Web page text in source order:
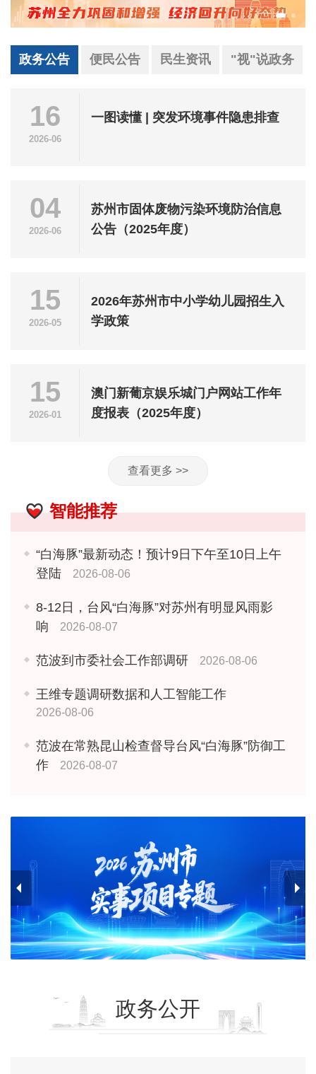
政务公告 便民公告 民生资讯 "视"说政务
16
2026-06
一图读懂 | 突发环境事件隐患排查
04
2026-06
苏州市固体废物污染环境防治信息
公告（2025年度）
15
2026-05
2026年苏州市中小学幼儿园招生入
学政策
15
2026-01
澳门新葡京娱乐城门户网站工作年
度报表（2025年度）
查看更多 >>
智能推荐
“白海豚”最新动态！预计9日下午至10日上午
登陆
2026-08-06
8-12日，台风“白海豚”对苏州有明显风雨影
响
2026-08-07
范波到市委社会工作部调研 2026-08-06
王维专题调研数据和人工智能工作
2026-08-06
范波在常熟昆山检查督导台风“白海豚”防御工
作
2026-08-07
政务公开